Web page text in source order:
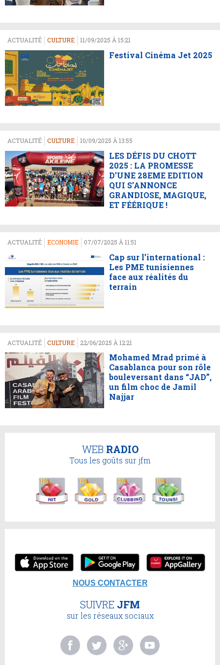
ACTUALITÉ CULTURE 11/09/2025 À 15:21
Festival Cinéma Jet 2025
ACTUALITÉ CULTURE 10/09/2025 À 13:55
LES DÉFIS DU CHOTT
2025 : LA PROMESSE
D’UNE 28EME EDITION
QUI S’ANNONCE
GRANDIOSE, MAGIQUE,
ET FÉÉRIQUE !
ACTUALITÉ ECONOMIE 07/07/2025 À 11:51
Cap sur l’international :
Les PME tunisiennes
face aux réalités du
terrain
ACTUALITÉ CULTURE 22/06/2025 À 12:21
Mohamed Mrad primé à
Casablanca pour son rôle
bouleversant dans “JAD”,
un film choc de Jamil
Najjar
WEB RADIO
Tous les goûts sur jfm
NOUS CONTACTER
SUIVRE JFM
sur les réseaux sociaux